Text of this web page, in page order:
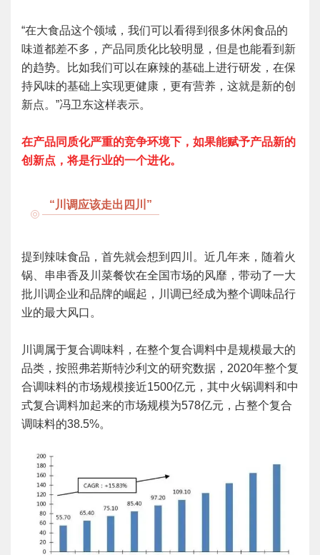
“在大食品这个领域，我们可以看得到很多休闲食品的
味道都差不多，产品同质化比较明显，但是也能看到新
的趋势。比如我们可以在麻辣的基础上进行研发，在保
持风味的基础上实现更健康，更有营养，这就是新的创
新点。”冯卫东这样表示。
在产品同质化严重的竞争环境下，如果能赋予产品新的
创新点，将是行业的一个进化。
“川调应该走出四川”
提到辣味食品，首先就会想到四川。近几年来，随着火
锅、串串香及川菜餐饮在全国市场的风靡，带动了一大
批川调企业和品牌的崛起，川调已经成为整个调味品行
业的最大风口。
川调属于复合调味料，在整个复合调料中是规模最大的
品类，按照弗若斯特沙利文的研究数据，2020年整个复
合调味料的市场规模接近1500亿元，其中火锅调料和中
式复合调料加起来的市场规模为578亿元，占整个复合
调味料的38.5%。